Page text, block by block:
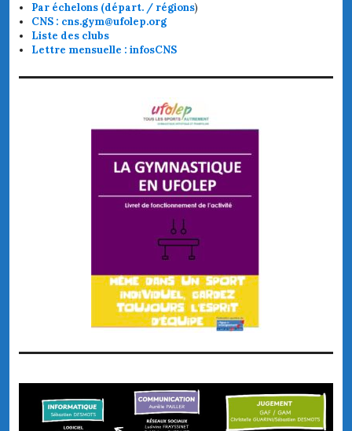
Par échelons (départ. / régions)
CNS : cns.gym@ufolep.org
Liste des clubs
Lettre mensuelle : infosCNS